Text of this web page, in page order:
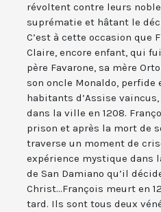
révoltent contre leurs
suprématie et hâtant le
C’est à cette occasion que
Claire, encore enfant, qui
père Favarone, sa mère
son oncle Monaldo, perfide
habitants d’Assise
dans la ville en 1208.
prison et après la mort de
traverse un moment de
expérience mystique dans
de San Damiano qu’il
Christ...François meurt en
tard. Ils sont tous deux